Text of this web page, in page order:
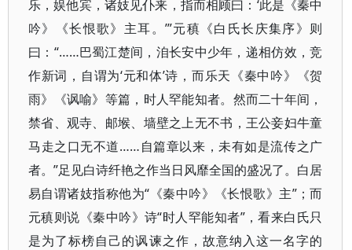
乐，娱他宾，诸妓见仆来，指而相顾曰：‘此是《秦中
吟》《长恨歌》主耳。’”元稹《白氏长庆集序》则
曰：“……巴蜀江楚间，洎长安中少年，递相仿效，竞
作新词，自谓为‘元和体’诗，而乐天《秦中吟》《贺
雨》《讽喻》等篇，时人罕能知者。然而二十年间，
禁省、观寺、邮堠、墙壁之上无不书，王公妾妇牛童
马走之口无不道……自篇章以来，未有如是流传之广
者。”足见白诗纤艳之作当日风靡全国的盛况了。白居
易自谓诸妓指称他为“《秦中吟》《长恨歌》主”；而
元稹则说《秦中吟》诗“时人罕能知者”，看来白氏只
是为了标榜自己的讽谏之作，故意纳入这一名字的